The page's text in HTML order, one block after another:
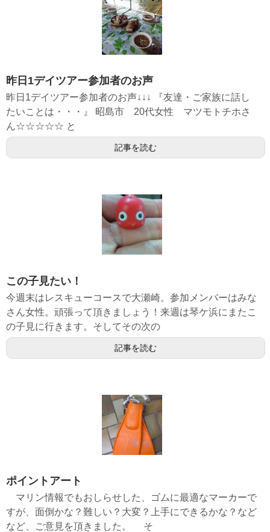
昨日1デイツアー参加者のお声
昨日1デイツアー参加者のお声↓↓↓ 『友達・ご家族に話し
たいことは・・・』 昭島市 20代女性 マツモトチホさ
ん☆☆☆☆☆ と
記事を読む
この子見たい！
今週末はレスキューコースで大瀬崎。参加メンバーはみな
さん女性。頑張って頂きましょう！来週は琴ケ浜にまたこ
の子見に行きます。そしてその次の
記事を読む
ポイントアート
マリン情報でもおしらせした、ゴムに最適なマーカーで
すが、面倒かな？難しい？大変？上手にできるかな？など
など、ご意見を頂きました。 そ